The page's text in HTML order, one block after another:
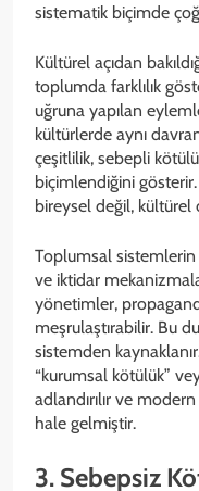
sistematik biçimde
Kültürel açıdan
toplumda farklılık
uğruna yapılan
kültürlerde aynı
çeşitlilik, sebepli
biçimlendiğini gösterir.
bireysel değil, kültürel
Toplumsal
ve iktidar
yönetimler,
meşrulaştırabilir. Bu
sistemden
“kurumsal kötülük”
adlandırılır ve
hale gelmiştir.
3. Sebepsiz